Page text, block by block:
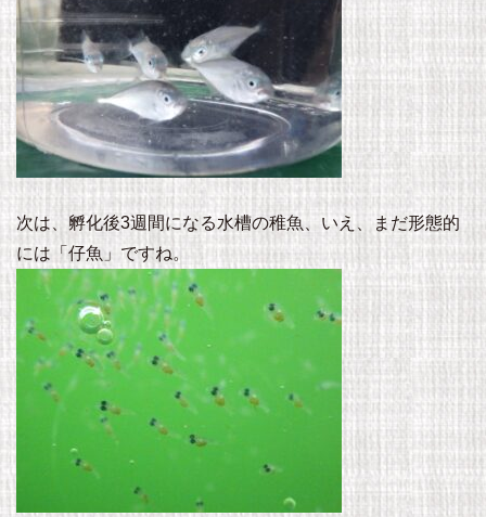
次は、孵化後3週間になる水槽の稚魚、いえ、まだ形態的
には「仔魚」ですね。